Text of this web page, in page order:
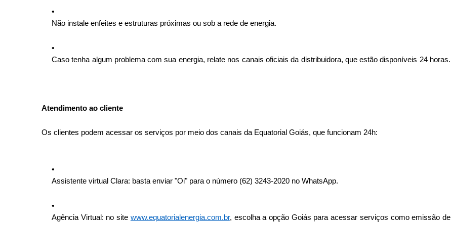
Não instale enfeites e estruturas próximas ou sob a rede de energia.
Caso tenha algum problema com sua energia, relate nos canais oficiais da distribuidora, que estão disponíveis 24 horas.
Atendimento ao cliente
Os clientes podem acessar os serviços por meio dos canais da Equatorial Goiás, que funcionam 24h:
Assistente virtual Clara: basta enviar "Oi" para o número (62) 3243-2020 no WhatsApp.
Agência Virtual: no site www.equatorialenergia.com.br, escolha a opção Goiás para acessar serviços como emissão de